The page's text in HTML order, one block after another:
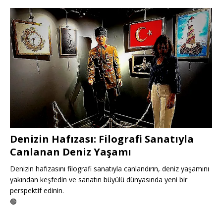
Denizin Hafızası: Filografi Sanatıyla
Canlanan Deniz Yaşamı
Denizin hafızasını filografi sanatıyla canlandırın, deniz yaşamını
yakından keşfedin ve sanatın büyülü dünyasında yeni bir
perspektif edinin.
🟢